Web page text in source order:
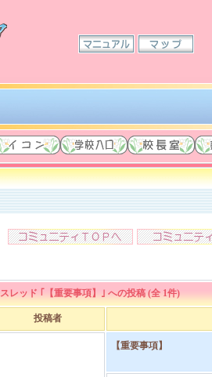
スレッド ｢【重要事項】｣ への投稿 (全 1件)
投稿者
【重要事項】